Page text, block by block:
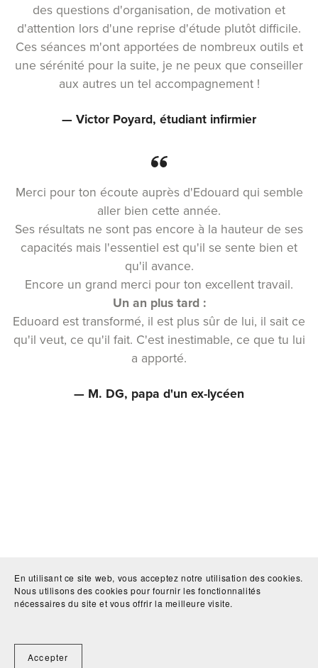
des questions d'organisation, de motivation et
d'attention lors d'une reprise d'étude plutôt difficile.
Ces séances m'ont apportées de nombreux outils et
une sérénité pour la suite, je ne peux que conseiller
aux autres un tel accompagnement !
— Victor Poyard, étudiant infirmier
Merci pour ton écoute auprès d'Edouard qui semble
aller bien cette année.
Ses résultats ne sont pas encore à la hauteur de ses
capacités mais l'essentiel est qu'il se sente bien et
qu'il avance.
Encore un grand merci pour ton excellent travail.
Un an plus tard :
Eduoard est transformé, il est plus sûr de lui, il sait ce
qu'il veut, ce qu'il fait. C'est inestimable, ce que tu lui
a apporté.
— M. DG, papa d'un ex-lycéen
En utilisant ce site web, vous acceptez notre utilisation des cookies.
Nous utilisons des cookies pour fournir les fonctionnalités
nécessaires du site et vous offrir la meilleure visite.
Accepter